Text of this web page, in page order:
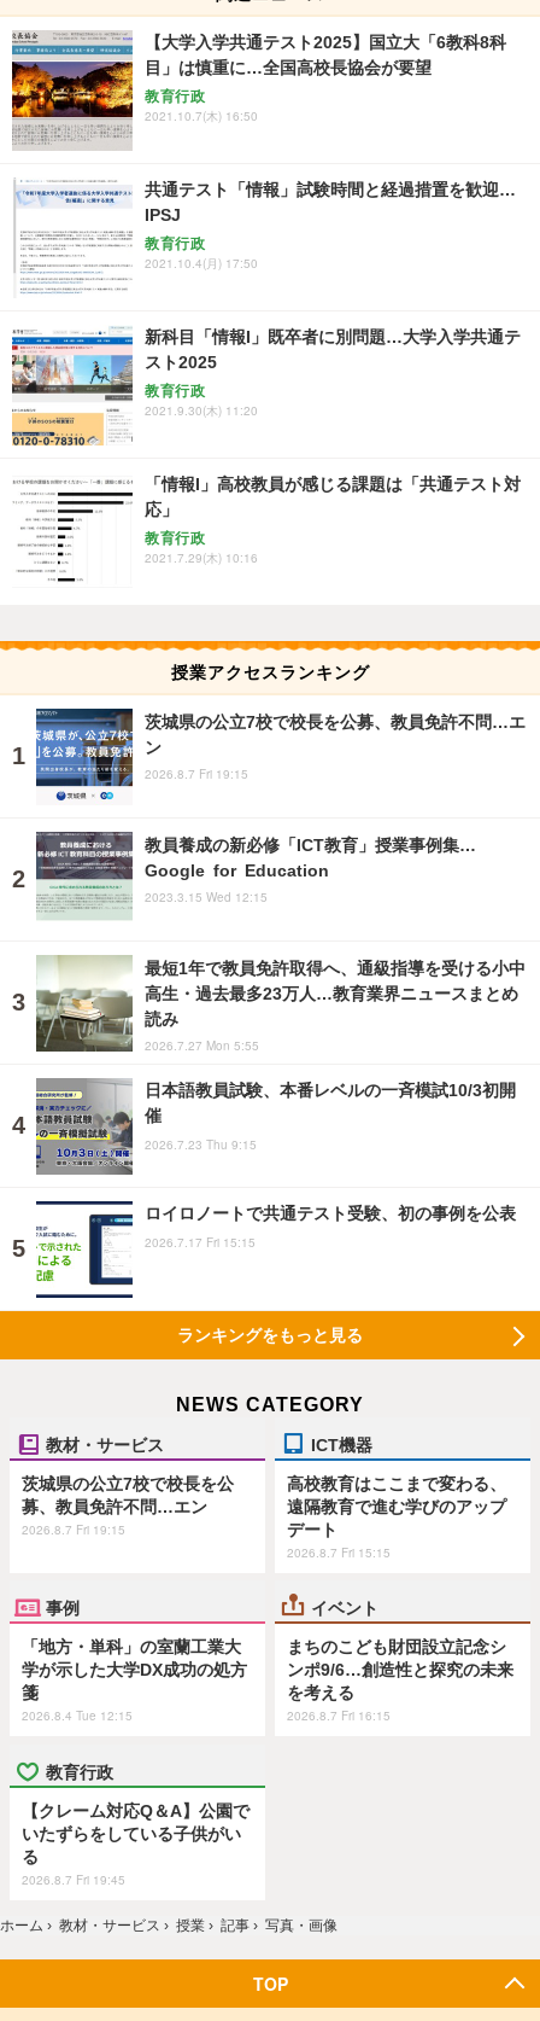
【大学入学共通テスト2025】国立大「6教科8科
目」は慎重に…全国高校長協会が要望
教育行政
2021.10.7(木) 16:50
共通テスト「情報」試験時間と経過措置を歓迎…
IPSJ
教育行政
2021.10.4(月) 17:50
新科目「情報I」既卒者に別問題…大学入学共通テ
スト2025
教育行政
2021.9.30(木) 11:20
「情報I」高校教員が感じる課題は「共通テスト対
応」
教育行政
2021.7.29(木) 10:16
授業アクセスランキング
茨城県の公立7校で校長を公募、教員免許不問…エ
ン
2026.8.7 Fri 19:15
教員養成の新必修「ICT教育」授業事例集…
Google for Education
2023.3.15 Wed 12:15
最短1年で教員免許取得へ、通級指導を受ける小中
高生・過去最多23万人…教育業界ニュースまとめ
読み
2026.7.27 Mon 5:55
日本語教員試験、本番レベルの一斉模試10/3初開
催
2026.7.23 Thu 9:15
ロイロノートで共通テスト受験、初の事例を公表
2026.7.17 Fri 15:15
ランキングをもっと見る
NEWS CATEGORY
教材・サービス
茨城県の公立7校で校長を公
募、教員免許不問…エン
2026.8.7 Fri 19:15
ICT機器
高校教育はここまで変わる、
遠隔教育で進む学びのアップ
デート
2026.8.7 Fri 15:15
事例
「地方・単科」の室蘭工業大
学が示した大学DX成功の処方
箋
2026.8.4 Tue 12:15
イベント
まちのこども財団設立記念シ
ンポ9/6…創造性と探究の未来
を考える
2026.8.7 Fri 16:15
教育行政
【クレーム対応Q＆A】公園で
いたずらをしている子供がい
る
2026.8.7 Fri 19:45
ホーム › 教材・サービス › 授業 › 記事 › 写真・画像
TOP